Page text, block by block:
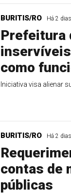
BURITIS/RO Há 2 dias
Prefeitura
como
Iniciativa visa alienar
BURITIS/RO Há 2 dias
contas de
públicas